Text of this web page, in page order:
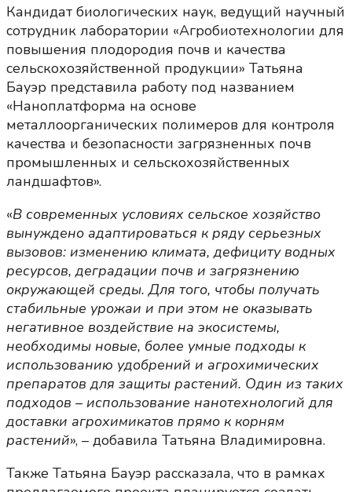
Кандидат биологических наук, ведущий научный
сотрудник лаборатории «Агробиотехнологии для
повышения плодородия почв и качества
сельскохозяйственной продукции» Татьяна
Бауэр представила работу под названием
«Наноплатформа на основе
металлоорганических полимеров для контроля
качества и безопасности загрязненных почв
промышленных и сельскохозяйственных
ландшафтов».
«В современных условиях сельское хозяйство
вынуждено адаптироваться к ряду серьезных
вызовов: изменению климата, дефициту водных
ресурсов, деградации почв и загрязнению
окружающей среды. Для того, чтобы получать
стабильные урожаи и при этом не оказывать
негативное воздействие на экосистемы,
необходимы новые, более умные подходы к
использованию удобрений и агрохимических
препаратов для защиты растений. Один из таких
подходов – использование нанотехнологий для
доставки агрохимикатов прямо к корням
растений», – добавила Татьяна Владимировна.
Также Татьяна Бауэр рассказала, что в рамках